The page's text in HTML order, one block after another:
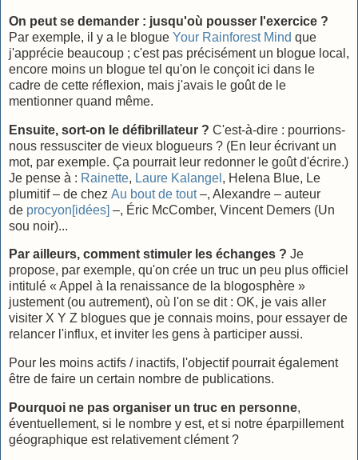
On peut se demander : jusqu'où pousser l'exercice ?
Par exemple, il y a le blogue Your Rainforest Mind que
j'apprécie beaucoup ; c'est pas précisément un blogue local,
encore moins un blogue tel qu'on le conçoit ici dans le
cadre de cette réflexion, mais j'avais le goût de le
mentionner quand même.
Ensuite, sort-on le défibrillateur ? C'est-à-dire : pourrions-
nous ressusciter de vieux blogueurs ? (En leur écrivant un
mot, par exemple. Ça pourrait leur redonner le goût d'écrire.)
Je pense à : Rainette, Laure Kalangel , Helena Blue, Le
plumitif – de chez Au bout de tout–, Alexandre – auteur
de procyon[idées] –, Éric McComber, Vincent Demers (Un
sou noir)...
Par ailleurs, comment stimuler les échanges ? Je
propose, par exemple, qu'on crée un truc un peu plus officiel
intitulé « Appel à la renaissance de la blogosphère »
justement (ou autrement), où l'on se dit : OK, je vais aller
visiter X Y Z blogues que je connais moins, pour essayer de
relancer l'influx, et inviter les gens à participer aussi.
Pour les moins actifs / inactifs, l'objectif pourrait également
être de faire un certain nombre de publications.
Pourquoi ne pas organiser un truc en personne,
éventuellement, si le nombre y est, et si notre éparpillement
géographique est relativement clément ?